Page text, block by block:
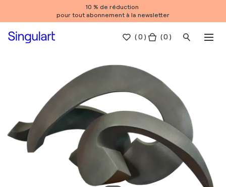
10 % de réduction
pour tout abonnement à la newsletter
(0 ) ( 0 )